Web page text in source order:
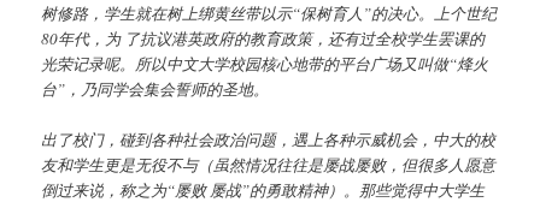
树修路，学生就在树上绑黄丝带以示“保树育人 ”的决心。上个世纪
80年代，为 了抗议港英政府的教育政策，还有过全校学生罢课的
光荣记录呢。所以中文大学校园核心地带的平台广场又叫做“烽火
台” ，乃同学会集会誓师的圣地。
出了校门，碰到各种社会政治问题，遇上各种示威机会，中大的校
友和学生更是无役不与（虽然情况往往是屡战屡败，但很多人愿意
倒过来说，称之为“屡败 屡战”的勇敢精神）。那些觉得中大学生